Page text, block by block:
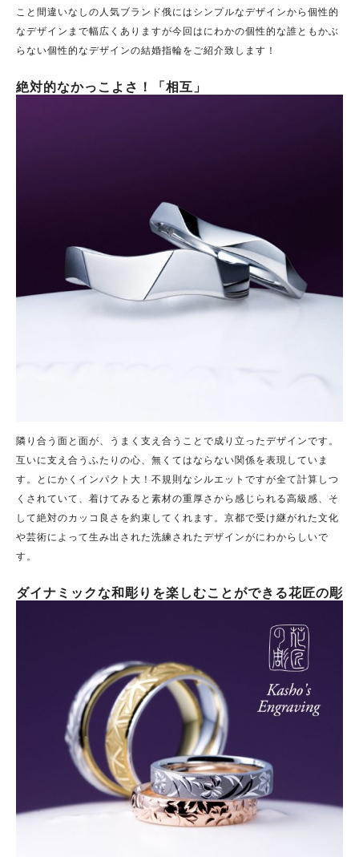
こと間違いなしの人気ブランド俄にはシンプルなデザインから個性的
なデザインまで幅広くありますが今回はにわかの個性的な誰ともかぶ
らない個性的なデザインの結婚指輪をご紹介致します！
絶対的なかっこよさ！「相互」
隣り合う面と面が、うまく支え合うことで成り立ったデザインです。
互いに支え合うふたりの心、無くてはならない関係を表現していま
す。とにかくインパクト大！不規則なシルエットですが全て計算しつ
くされていて、着けてみると素材の重厚さから感じられる高級感、そ
して絶対のカッコ良さを約束してくれます。 京都で受け継がれた文化
や芸術によって生み出された洗練されたデザインがにわからしいで
す。
ダイナミックな和彫りを楽しむことができる花匠の彫